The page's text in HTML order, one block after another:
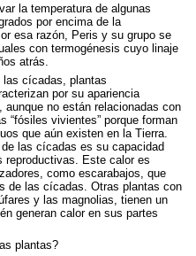
la temperatura de algunas
por encima de la
esa razón, Peris y su grupo se
con termogénesis cuyo linaje
atrás.
las cícadas, plantas
por su apariencia
no están relacionadas con
“fósiles vivientes” porque forman
que aún existen en la Tierra.
las cícadas es su capacidad
reproductivas. Este calor es
como escarabajos, que
de las cícadas. Otras plantas con
y las magnolias, tienen un
generan calor en sus partes
plantas?